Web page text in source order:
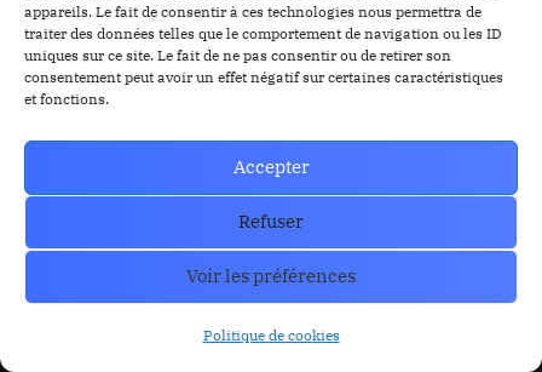
appareils. Le fait de consentir à ces technologies nous permettra de
traiter des données telles que le comportement de navigation ou les ID
uniques sur ce site. Le fait de ne pas consentir ou de retirer son
consentement peut avoir un effet négatif sur certaines caractéristiques
et fonctions.
Accepter
Refuser
Voir les préférences
Politique de cookies
Trust Wallet Permet Désormais de Gagner de l’Argent